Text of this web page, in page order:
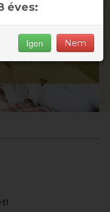
éves:
Igen Nem